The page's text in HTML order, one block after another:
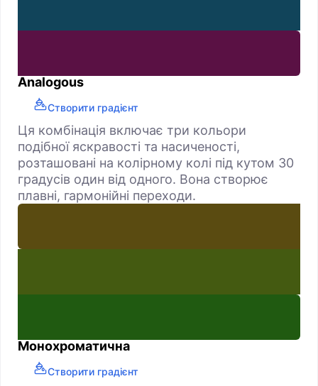
Analogous
Створити градієнт
Ця комбінація включає три кольори
подібної яскравості та насиченості,
розташовані на колірному колі під кутом 30
градусів один від одного. Вона створює
плавні, гармонійні переходи.
Монохроматична
Створити градієнт